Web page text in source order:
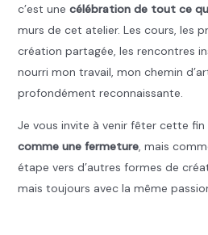
c’est une célébration de tout ce
murs de cet atelier. Les cours, les
création partagée, les rencontres
nourri mon travail, mon chemin
profondément reconnaissante.
Je vous invite à venir fêter cette fin
comme une fermeture, mais
étape vers d’autres formes de
mais toujours avec la même